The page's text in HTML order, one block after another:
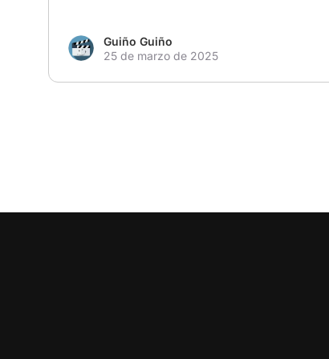
Guiño Guiño
25 de marzo de 2025